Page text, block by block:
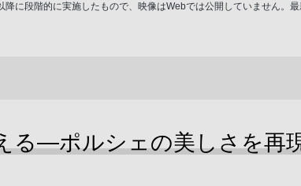
に段階的に実施したもので、映像はWebでは公開していません。
る―ポルシェの美しさを再